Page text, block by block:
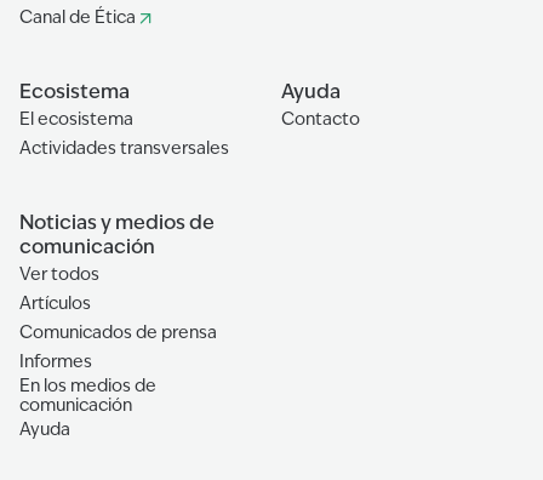
Canal de Ética
Ecosistema
El ecosistema
Actividades transversales
Ayuda
Contacto
Noticias y medios de
comunicación
Ver todos
Artículos
Comunicados de prensa
Informes
En los medios de
comunicación
Ayuda